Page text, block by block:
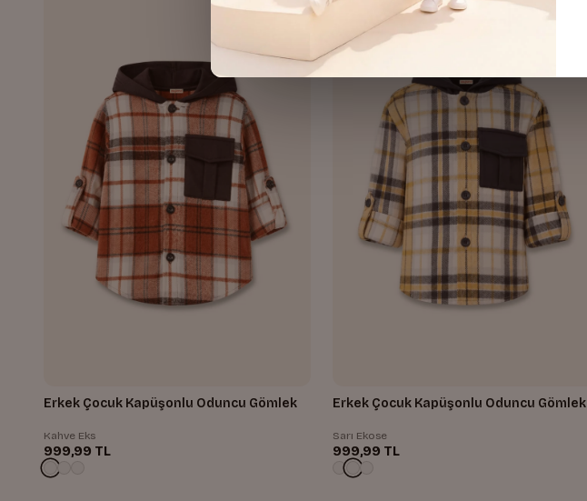
Erkek Çocuk Kapüşonlu Oduncu Gömlek
Kahve Eks
999,99 TL
Erkek Çocuk Kapüşonlu Oduncu Gömlek
Sarı Ekose
999,99 TL